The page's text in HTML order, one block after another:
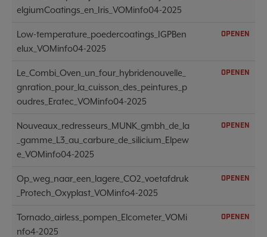
elgiumCoatings_en_Iris_VOMinfo04-2025
Low-temperature_poedercoatings_IGPBen
elux_VOMinfo04-2025
OPENEN
Le_Combi_Oven_un_four_hybridenouvelle_
gnration_pour_la_cuisson_des_peintures_p
oudres_Eratec_VOMinfo04-2025
OPENEN
Nouveaux_redresseurs_MUNK_gmbh_de_la
_gamme_L3_au_carbure_de_silicium_Elpew
e_VOMinfo04-2025
OPENEN
Op_weg_naar_een_lagere_CO2_voetafdruk
_Protech_Oxyplast_VOMinfo4-2025
OPENEN
Tornado_airless_pompen_Elcometer_VOMi
nfo4-2025
OPENEN